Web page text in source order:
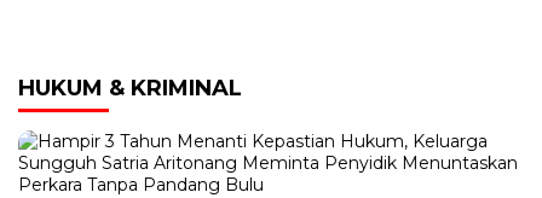
HUKUM & KRIMINAL